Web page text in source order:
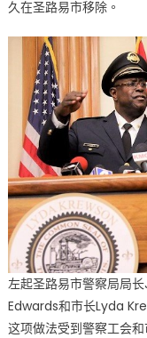
久在圣路易市移除。
左起圣路易市警察局局
Edwards和市长Lyda
这项做法受到警察工会